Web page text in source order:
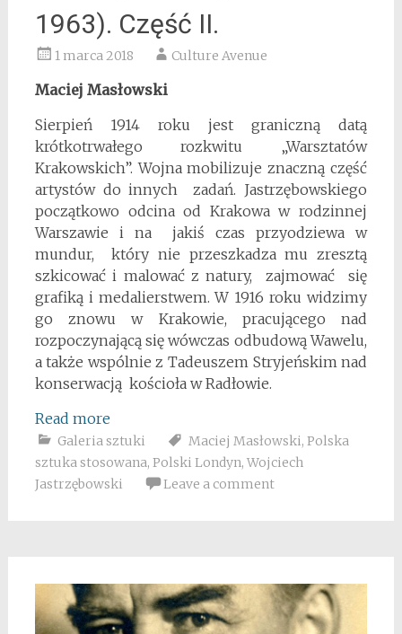
1963). Część II.
1 marca 2018 Culture Avenue
Maciej Masłowski
Sierpień 1914 roku jest graniczną datą
krótkotrwałego rozkwitu „Warsztatów
Krakowskich”. Wojna mobilizuje znaczną część
artystów do innych zadań. Jastrzębowskiego
początkowo odcina od Krakowa w rodzinnej
Warszawie i na jakiś czas przyodziewa w
mundur, który nie przeszkadza mu zresztą
szkicować i malować z natury, zajmować się
grafiką i medalierstwem. W 1916 roku wi­dzimy
go znowu w Krakowie, pracującego nad
rozpoczynającą się wówczas odbudową Wawelu,
a także wspólnie z Tadeuszem Stryjeń­skim nad
konserwacją kościoła w Radłowie.
Read more
Galeria sztuki Maciej Masłowski, Polska
sztuka stosowana, Polski Londyn, Wojciech
Jastrzębowski
Leave a comment